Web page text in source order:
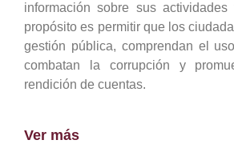
información sobre sus
propósito es permitir que los
gestión pública, comprendan el
combatan la corrupción y
rendición de cuentas.
Ver más